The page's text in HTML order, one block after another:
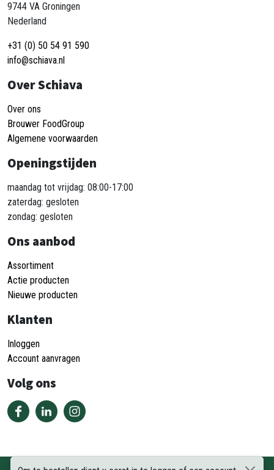
9744 VA Groningen
Nederland
+31 (0) 50 54 91 590
info@schiava.nl
Over Schiava
Over ons
Brouwer FoodGroup
Algemene voorwaarden
Openingstijden
maandag tot vrijdag: 08:00-17:00
zaterdag: gesloten
zondag: gesloten
Ons aanbod
Assortiment
Actie producten
Nieuwe producten
Klanten
Inloggen
Account aanvragen
Volg ons